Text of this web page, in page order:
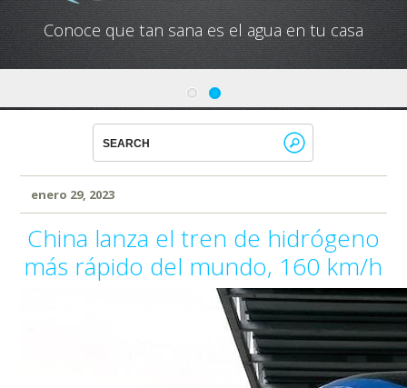
Conoce que tan sana es el agua en tu casa
enero 29, 2023
China lanza el tren de hidrógeno
más rápido del mundo, 160 km/h